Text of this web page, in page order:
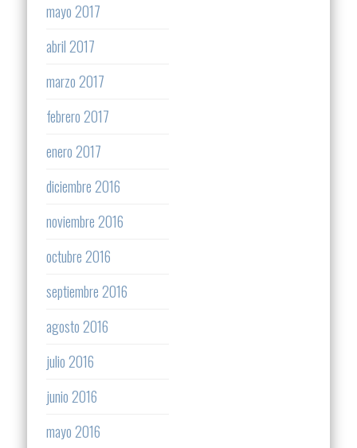
mayo 2017
abril 2017
marzo 2017
febrero 2017
enero 2017
diciembre 2016
noviembre 2016
octubre 2016
septiembre 2016
agosto 2016
julio 2016
junio 2016
mayo 2016